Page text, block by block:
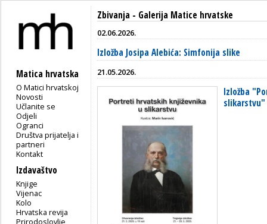
Matica hrvatska
O Matici hrvatskoj
Novosti
Učlanite se
Odjeli
Ogranci
Društva prijatelja i
partneri
Kontakt
Izdavaštvo
Knjige
Vijenac
Kolo
Hrvatska revija
Prirodoslovlje
Zbivanja - Galerija Matice hrvatske
02.06.2026.
Izložba Josipa Alebića: Simfonija slike
21.05.2026.
Izložba
slikarstvu"